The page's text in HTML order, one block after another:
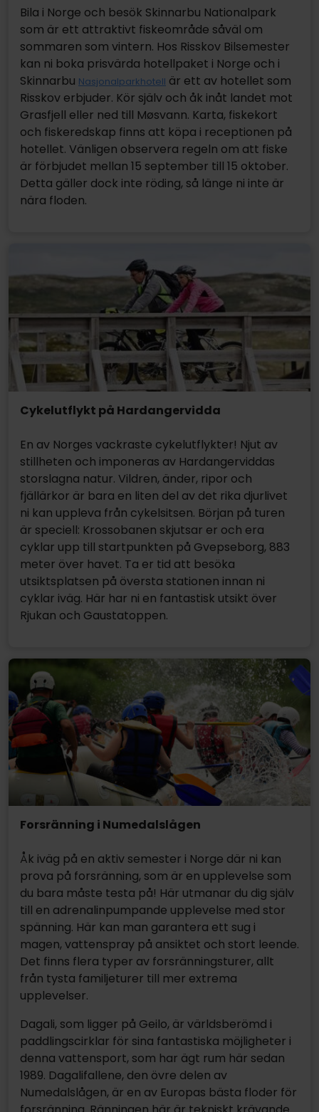
Bila i Norge och besök Skinnarbu Nationalpark
som är ett attraktivt fiskeområde såväl om
sommaren som vintern. Hos Risskov Bilsemester
kan ni boka prisvärda hotellpaket i Norge och i
Skinnarbu Nasjonalparkhotell är ett av hotellet som
Risskov erbjuder. Kör själv och åk inåt landet mot
Grasfjell eller ned till Møsvann. Karta, fiskekort
och fiskeredskap finns att köpa i receptionen på
hotellet. Vänligen observera regeln om att fiske
är förbjudet mellan 15 september till 15 oktober.
Detta gäller dock inte röding, så länge ni inte är
nära floden.
Cykelutflykt på Hardangervidda
En av Norges vackraste cykelutflykter! Njut av
stillheten och imponeras av Hardangerviddas
storslagna natur. Vildren, änder, ripor och
fjällärkor är bara en liten del av det rika djurlivet
ni kan uppleva från cykelsitsen. Början på turen
är speciell: Krossobanen skjutsar er och era
cyklar upp till startpunkten på Gvepseborg, 883
meter över havet. Ta er tid att besöka
utsiktsplatsen på översta stationen innan ni
cyklar iväg. Här har ni en fantastisk utsikt över
Rjukan och Gaustatoppen.
Forsränning i Numedalslågen
Åk iväg på en aktiv semester i Norge där ni kan
prova på forsränning, som är en upplevelse som
du bara måste testa på! Här utmanar du dig själv
till en adrenalinpumpande upplevelse med stor
spänning. Här kan man garantera ett sug i
magen, vattenspray på ansiktet och stort leende.
Det finns flera typer av forsränningsturer, allt
från tysta familjeturer till mer extrema
upplevelser.
Dagali, som ligger på Geilo, är världsberömd i
paddlingscirklar för sina fantastiska möjligheter i
denna vattensport, som har ägt rum här sedan
1989. Dagalifallene, den övre delen av
Numedalslågen, är en av Europas bästa floder för